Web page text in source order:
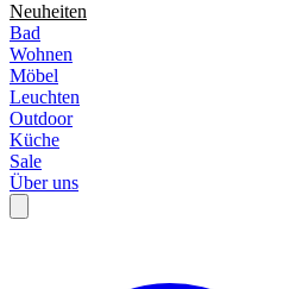
Neuheiten
Bad
Wohnen
Möbel
Leuchten
Outdoor
Küche
Sale
Über uns